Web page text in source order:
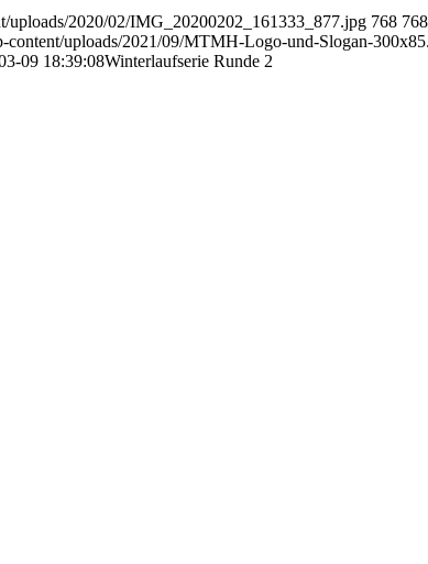
uploads/2020/02/IMG_20200202_161333_877.jpg 768 768
content/uploads/2021/09/MTMH-Logo-und-Slogan-
09 18:39:08Winterlaufserie Runde 2